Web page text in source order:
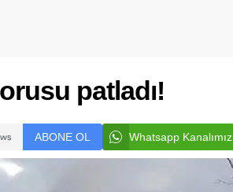
patladı!
ABONE OL Whatsapp Kanalımız